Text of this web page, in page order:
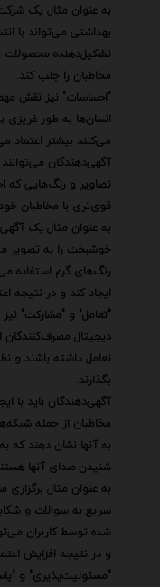
به عنوان مثال یک
بهداشتی می‌تواند با
تشکیل‌دهنده محصولات
مخاطبان را جلب کند.
"احساسات" نیز نقش
انسان‌ها به طور غریزی
می‌کنند بیشتر اعتماد
آگهی‌دهندگان
تصاویر و رنگ‌هایی که
قوی‌تری با مخاطبان خود
به عنوان مثال یک
خوشبخت را به
رنگ‌های گرم استفاده
ایجاد کند و در نتیجه
"تعامل" و "مشارکت" نیز
دیجیتال مصرف‌کنندگان
تعامل داشته باشند و
بگذارند.
آگهی‌دهندگان باید با
مخاطبان از جمله
به آنها نشان دهند که
شنیدن صدای آنها
به عنوان مثال
سریع به سوالات و
شده توسط کاربران
و در نتیجه افزایش
"مسئولیت‌پذیری" و